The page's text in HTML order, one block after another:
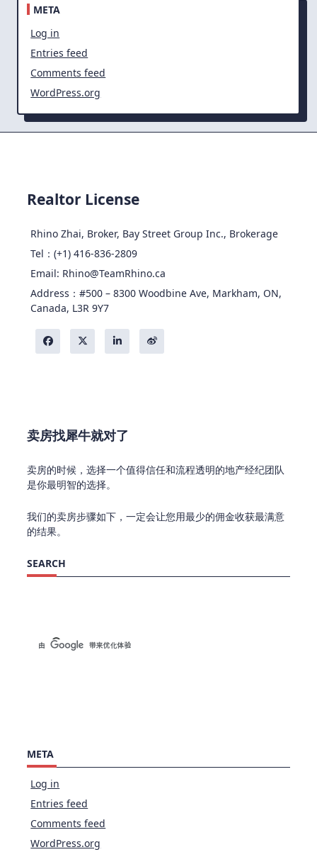
META
Log in
Entries feed
Comments feed
WordPress.org
Realtor License
Rhino Zhai, Broker, Bay Street Group Inc., Brokerage
Tel：(+1) 416-836-2809
Email: Rhino@TeamRhino.ca
Address：#500 – 8300 Woodbine Ave, Markham, ON,
Canada, L3R 9Y7
卖房找犀牛就对了
卖房的时候，选择一个值得信任和流程透明的地产经纪团队
是你最明智的选择。
我们的卖房步骤如下，一定会让您用最少的佣金收获最满意
的结果。
SEARCH
META
Log in
Entries feed
Comments feed
WordPress.org